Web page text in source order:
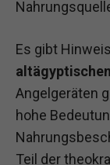
Es gibt
Angelgeräten
hohe
Teil der